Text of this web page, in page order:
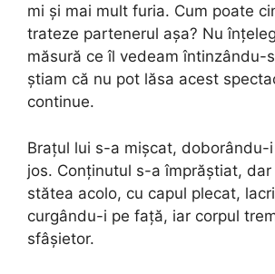
mi și mai mult furia. Cum poate
trateze partenerul așa? Nu
măsură ce îl vedeam întinzându-
știam că nu pot lăsa acest
continue.
Brațul lui s-a mișcat, doborându-
jos. Conținutul s-a împrăștiat,
stătea acolo, cu capul plecat,
curgându-i pe față, iar corpul
sfâșietor.